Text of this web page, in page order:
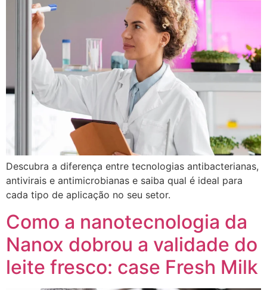
Descubra a diferença entre tecnologias antibacterianas,
antivirais e antimicrobianas e saiba qual é ideal para
cada tipo de aplicação no seu setor.
Como a nanotecnologia da
Nanox dobrou a validade do
leite fresco: case Fresh Milk